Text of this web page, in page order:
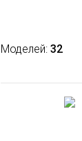
Моделей: 32